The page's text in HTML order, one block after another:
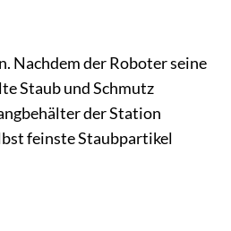
Nachdem der Roboter seine
Staub und Schmutz
der Station
feinste Staubpartikel